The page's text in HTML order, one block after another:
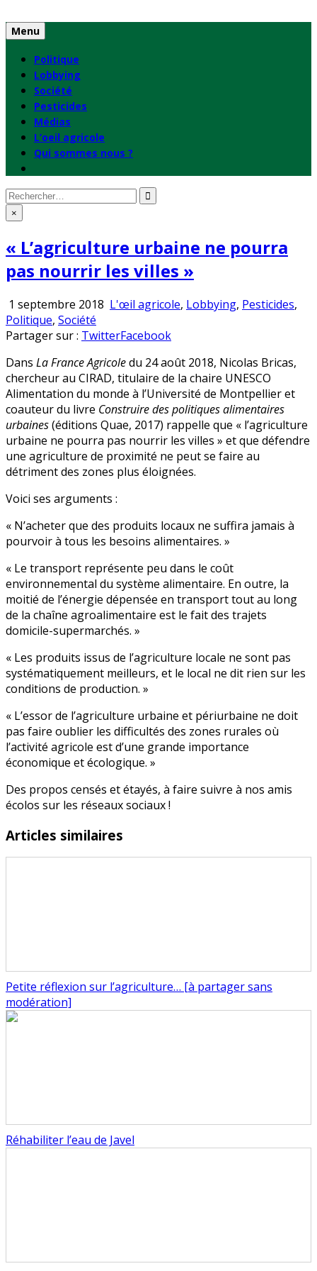
to
content
Menu
Politique
Lobbying
Société
Pesticides
Médias
L’oeil agricole
Qui sommes nous ?
Rechercher
: ×
« L’agriculture urbaine ne pourra
pas nourrir les villes »
1 septembre 2018 Publié
L'œil agricole, Lobbying, Pesticides,
Politique, Société
Partager sur : TwitterFacebook
Dans La France Agricoledu 24 août 2018, Nicolas Bricas,
chercheur au CIRAD, titulaire de la chaire UNESCO
Alimentation du monde à l’Université de Montpellier et
coauteur du livre Construire des politiques alimentaires
urbaines(éditions Quae, 2017) rappelle que « l’agriculture
urbaine ne pourra pas nourrir les villes » et que défendre
une agriculture de proximité ne peut se faire au
détriment des zones plus éloignées.
Voici ses arguments :
« N’acheter que des produits locaux ne suffira jamais à
pourvoir à tous les besoins alimentaires. »
« Le transport représente peu dans le coût
environnemental du système alimentaire. En outre, la
moitié de l’énergie dépensée en transport tout au long
de la chaîne agroalimentaire est le fait des trajets
domicile-supermarchés. »
« Les produits issus de l’agriculture locale ne sont pas
systématiquement meilleurs, et le local ne dit rien sur les
conditions de production. »
« L’essor de l’agriculture urbaine et périurbaine ne doit
pas faire oublier les difficultés des zones rurales où
l’activité agricole est d’une grande importance
économique et écologique. »
Des propos censés et étayés, à faire suivre à nos amis
écolos sur les réseaux sociaux !
Articles similaires
Petite réflexion sur l’agriculture… [à partager sans
modération]
Réhabiliter l’eau de Javel